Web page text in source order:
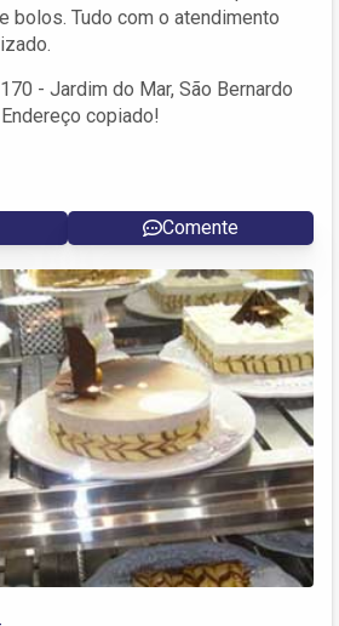
bolos. Tudo com o atendimento
- Jardim do Mar, São Bernardo
Endereço copiado!
Comente